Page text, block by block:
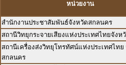
หน่วยงาน
สำนักงานประชาสัมพันธ์จังหวัดสกลนคร
สถานีวิทยุกระจายเสียงแห่งประเทศไทยจังห
สถานีเครื่องส่งวิทยุโทรทัศน์แห่งประเทศไทย
สกลนคร